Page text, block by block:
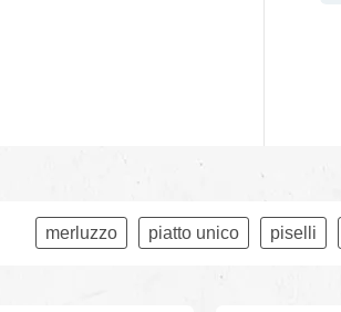
merluzzo piatto unico piselli